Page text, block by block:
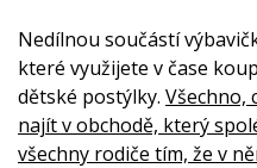
Nedílnou součástí
které využijete v čase
dětské postýlky. Všechno,
najít v obchodě, který
všechny rodiče tím, že v